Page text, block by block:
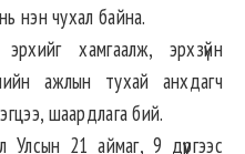
нэн чухал байна.
хамгаалж, эрхзүйн
ажлын тухай анхдагч
шаардлага бий.
21 аймаг, 9 дүүргээс